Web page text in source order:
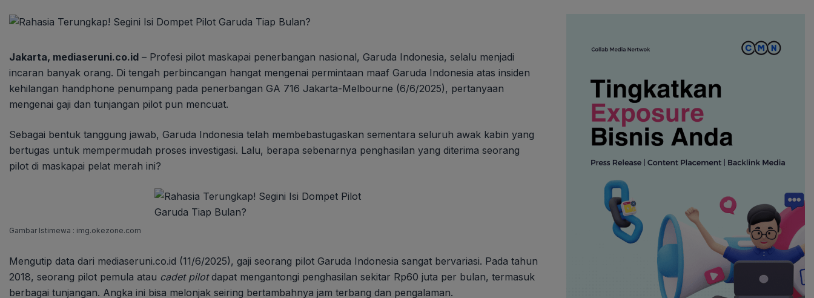
Jakarta, mediaseruni.co.id – Profesi pilot maskapai penerbangan nasional, Garuda Indonesia, selalu menjadi
incaran banyak orang. Di tengah perbincangan hangat mengenai permintaan maaf Garuda Indonesia atas insiden
kehilangan handphone penumpang pada penerbangan GA 716 Jakarta-Melbourne (6/6/2025), pertanyaan
mengenai gaji dan tunjangan pilot pun mencuat.
Sebagai bentuk tanggung jawab, Garuda Indonesia telah membebastugaskan sementara seluruh awak kabin yang
bertugas untuk mempermudah proses investigasi. Lalu, berapa sebenarnya penghasilan yang diterima seorang
pilot di maskapai pelat merah ini?
Gambar Istimewa : img.okezone.com
Mengutip data dari mediaseruni.co.id (11/6/2025), gaji seorang pilot Garuda Indonesia sangat bervariasi. Pada tahun
2018, seorang pilot pemula atau cadet pilotdapat mengantongi penghasilan sekitar Rp60 juta per bulan, termasuk
berbagai tunjangan. Angka ini bisa melonjak seiring bertambahnya jam terbang dan pengalaman.